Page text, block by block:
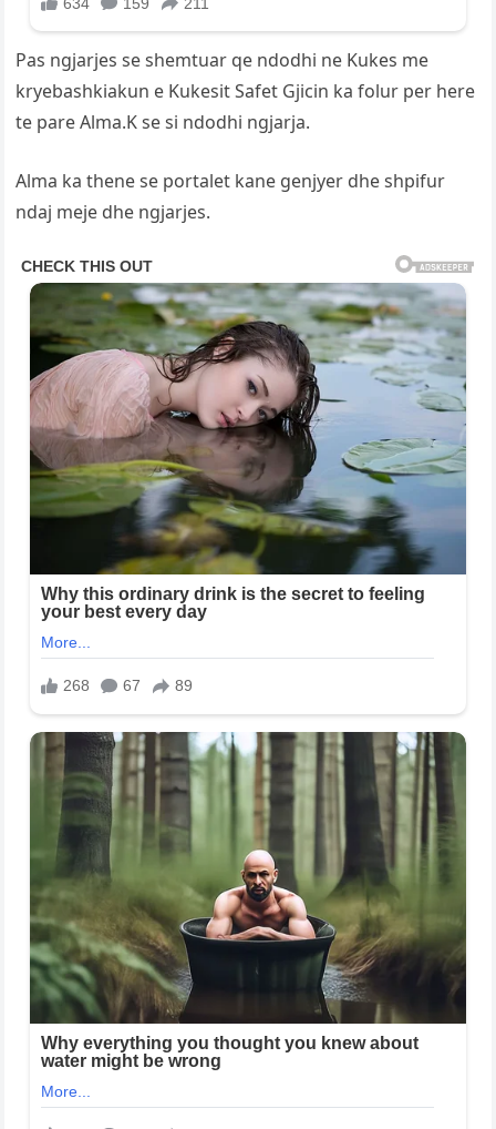
Pas ngjarjes se shemtuar qe ndodhi ne Kukes me
kryebashkiakun e Kukesit Safet Gjicin ka folur per here
te pare Alma.K se si ndodhi ngjarja.
Alma ka thene se portalet kane genjyer dhe shpifur
ndaj meje dhe ngjarjes.